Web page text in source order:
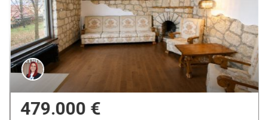
479.000 €